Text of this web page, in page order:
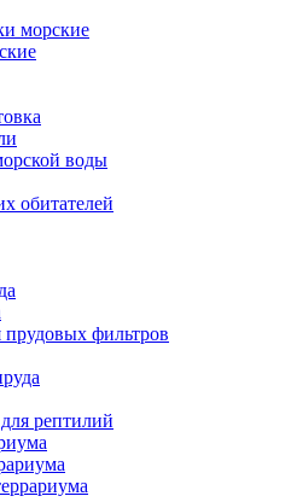
морские
воды
обитателей
фильтров
рептилий